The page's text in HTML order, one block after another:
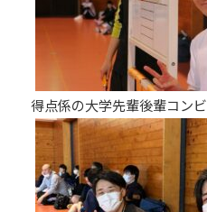
得点係の大学先輩後輩コンビ